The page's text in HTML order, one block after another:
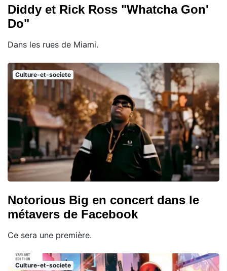
Diddy et Rick Ross "Whatcha Gon'
Do"
Dans les rues de Miami.
Culture-et-societe
Notorious Big en concert dans le
métavers de Facebook
Ce sera une première.
Culture-et-societe